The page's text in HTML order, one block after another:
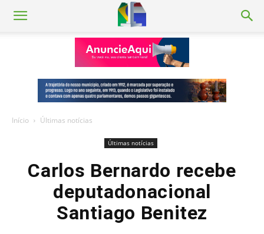
Início Últimas notícias
Últimas notícias
Carlos Bernardo recebe
deputadonacional
Santiago Benitez